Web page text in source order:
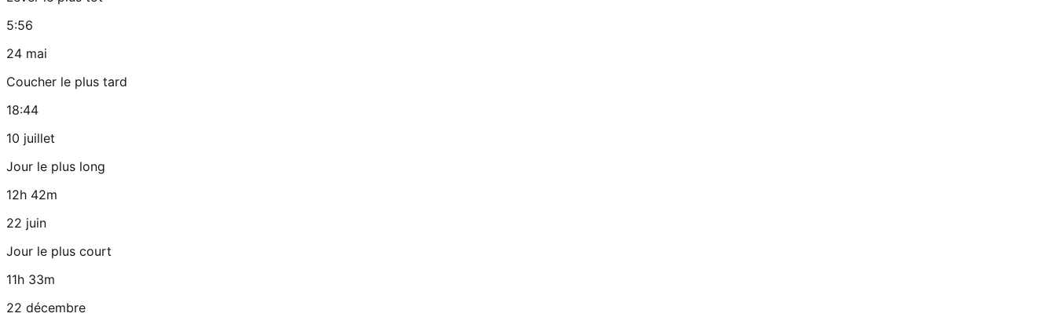
5:56
24 mai
Coucher le plus tard
18:44
10 juillet
Jour le plus long
12h 42m
22 juin
Jour le plus court
11h 33m
22 décembre